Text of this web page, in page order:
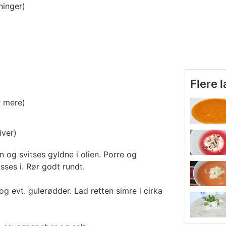
og svitses gyldne i olien. Porre og
i. Rør godt rundt.
evt. gulerødder. Lad retten simre i cirka
Flere